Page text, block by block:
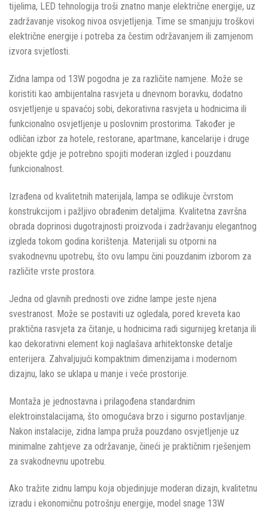
tijelima, LED tehnologija troši znatno manje električne energije, uz
zadržavanje visokog nivoa osvjetljenja. Time se smanjuju troškovi
električne energije i potreba za čestim održavanjem ili zamjenom
izvora svjetlosti.
Zidna lampa od 13W pogodna je za različite namjene. Može se
koristiti kao ambijentalna rasvjeta u dnevnom boravku, dodatno
osvjetljenje u spavaćoj sobi, dekorativna rasvjeta u hodnicima ili
funkcionalno osvjetljenje u poslovnim prostorima. Također je
odličan izbor za hotele, restorane, apartmane, kancelarije i druge
objekte gdje je potrebno spojiti moderan izgled i pouzdanu
funkcionalnost.
Izrađena od kvalitetnih materijala, lampa se odlikuje čvrstom
konstrukcijom i pažljivo obrađenim detaljima. Kvalitetna završna
obrada doprinosi dugotrajnosti proizvoda i zadržavanju elegantnog
izgleda tokom godina korištenja. Materijali su otporni na
svakodnevnu upotrebu, što ovu lampu čini pouzdanim izborom za
različite vrste prostora.
Jedna od glavnih prednosti ove zidne lampe jeste njena
svestranost. Može se postaviti uz ogledala, pored kreveta kao
praktična rasvjeta za čitanje, u hodnicima radi sigurnijeg kretanja ili
kao dekorativni element koji naglašava arhitektonske detalje
enterijera. Zahvaljujući kompaktnim dimenzijama i modernom
dizajnu, lako se uklapa u manje i veće prostorije.
Montaža je jednostavna i prilagođena standardnim
elektroinstalacijama, što omogućava brzo i sigurno postavljanje.
Nakon instalacije, zidna lampa pruža pouzdano osvjetljenje uz
minimalne zahtjeve za održavanje, čineći je praktičnim rješenjem
za svakodnevnu upotrebu.
Ako tražite zidnu lampu koja objedinjuje moderan dizajn, kvalitetnu
izradu i ekonomičnu potrošnju energije, model snage 13W